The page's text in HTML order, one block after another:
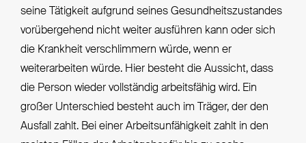
seine Tätigkeit aufgrund seines Gesundheitszustandes
vorübergehend nicht weiter ausführen kann oder sich
die Krankheit verschlimmern würde, wenn er
weiterarbeiten würde. Hier besteht die Aussicht, dass
die Person wieder vollständig arbeitsfähig wird. Ein
großer Unterschied besteht auch im Träger, der den
Ausfall zahlt. Bei einer Arbeitsunfähigkeit zahlt in den